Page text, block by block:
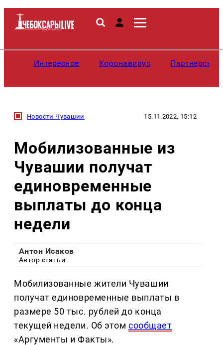
Интересное Коронавирус
Новости Чувашии 15.11.2022, 15:12
Мобилизованные из
Чувашии получат
единовременные
выплаты до конца
недели
Антон Исаков
Автор статьи
Мобилизованные жители Чувашии
получат единовременные выплаты в
размере 50 тыс. рублей до конца
текущей недели. Об этом сообщает
«Аргументы и Факты».